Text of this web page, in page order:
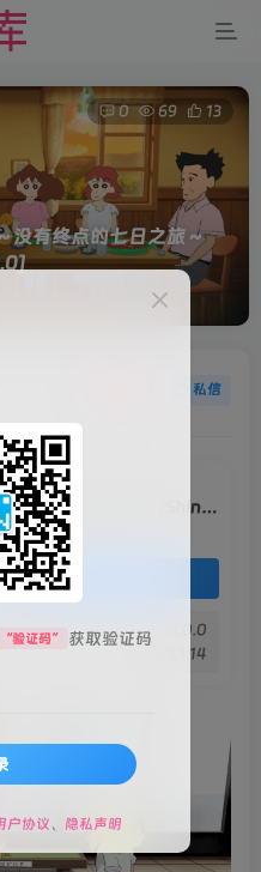
没有终点的七日之旅～
0 69 13
私信
《蜡笔小新 我与博士的暑假 ～没有终点的七日之旅～(Shin chan Summer)》[v1.0.0]
看
v1.0.0
2025.1.14
“验证码” 获取验证码
户协议、 隐私声明